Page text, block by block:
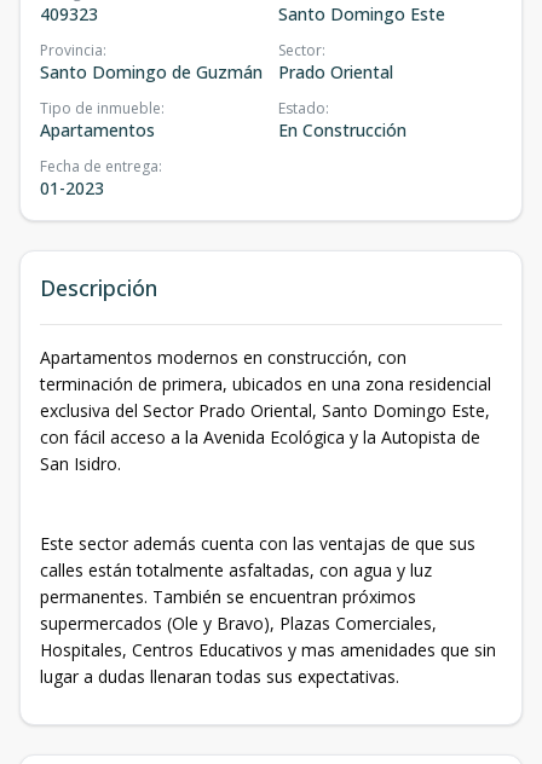
409323 Santo Domingo Este
Provincia:
Santo Domingo de Guzmán
Sector:
Prado Oriental
Tipo de inmueble:
Apartamentos
Estado:
En Construcción
Fecha de entrega:
01-2023
Descripción
Apartamentos modernos en construcción, con
terminación de primera, ubicados en una zona residencial
exclusiva del Sector Prado Oriental, Santo Domingo Este,
con fácil acceso a la Avenida Ecológica y la Autopista de
San Isidro.
Este sector además cuenta con las ventajas de que sus
calles están totalmente asfaltadas, con agua y luz
permanentes. También se encuentran próximos
supermercados (Ole y Bravo), Plazas Comerciales,
Hospitales, Centros Educativos y mas amenidades que sin
lugar a dudas llenaran todas sus expectativas.